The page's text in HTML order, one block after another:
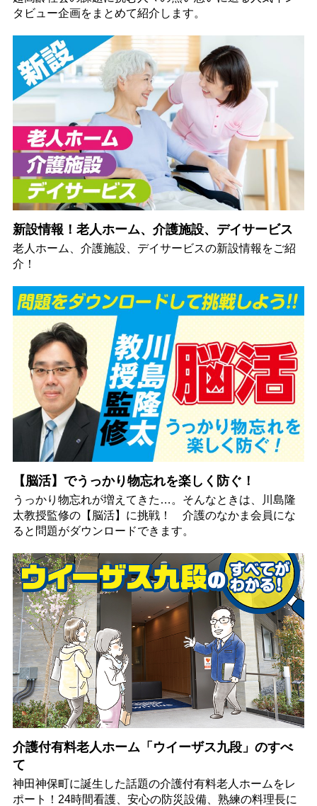
タビュー企画をまとめて紹介します。
新設情報！老人ホーム、介護施設、デイサービス
老人ホーム、介護施設、デイサービスの新設情報をご紹
介！
【脳活】でうっかり物忘れを楽しく防ぐ！
うっかり物忘れが増えてきた…。そんなときは、川島隆
太教授監修の【脳活】に挑戦！ 介護のなかま会員にな
ると問題がダウンロードできます。
介護付有料老人ホーム「ウイーザス九段」のすべ
て
神田神保町に誕生した話題の介護付有料老人ホームをレ
ポート！24時間看護、安心の防災設備、熟練の料理長に